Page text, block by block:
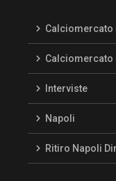
Calciomercato
Interviste
Napoli
Ritiro Napoli